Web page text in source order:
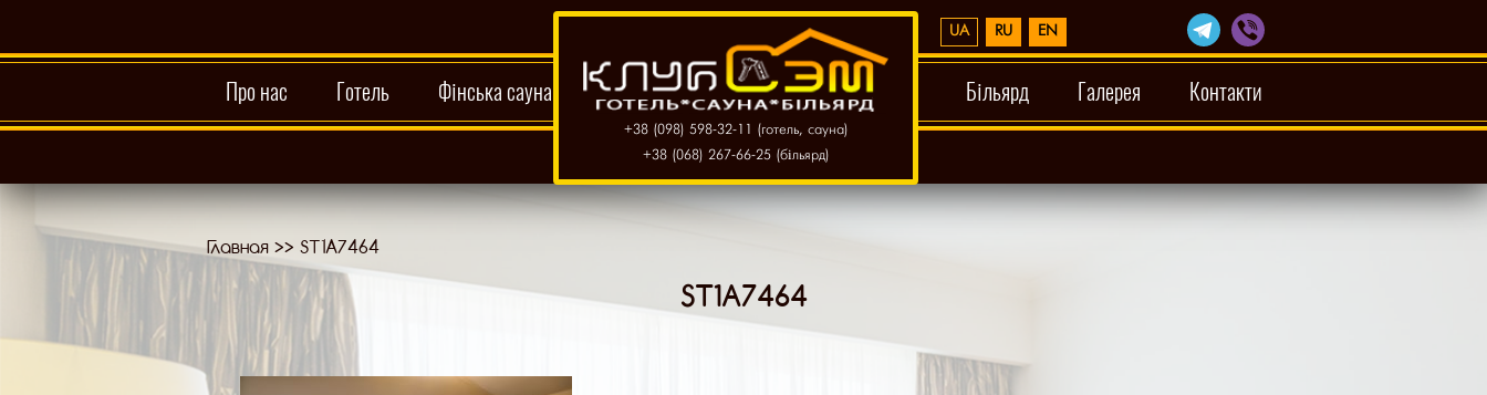
Про нас Готель Фінська сауна
+38 (098) 598-32-11 (готель, сауна)
+38 (068) 267-66-25 (більярд)
Більярд Галерея Контакти
UA RU EN
Главная >> ST1A7464
ST1A7464